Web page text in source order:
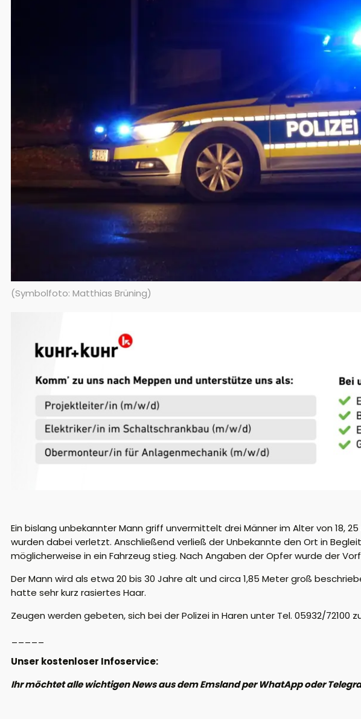
(Symbolfoto: Matthias Brüning)
Ein bislang unbekannter Mann griff unvermittelt drei Männer im Alter von 18,
wurden dabei verletzt. Anschließend verließ der Unbekannte den Ort in
möglicherweise in ein Fahrzeug stieg. Nach Angaben der Opfer wurde der
Der Mann wird als etwa 20 bis 30 Jahre alt und circa 1,85 Meter groß
hatte sehr kurz rasiertes Haar.
Zeugen werden gebeten, sich bei der Polizei in Haren unter Tel. 05932/72100
Unser kostenloser Infoservice:
Ihr möchtet alle wichtigen News aus dem Emsland per WhatApp oder